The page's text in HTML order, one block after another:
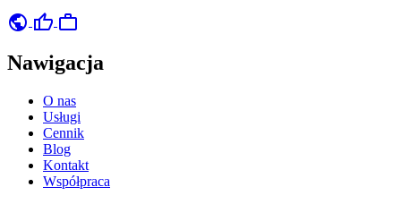
public thumb_up work
Nawigacja
O nas
Usługi
Cennik
Blog
Kontakt
Współpraca